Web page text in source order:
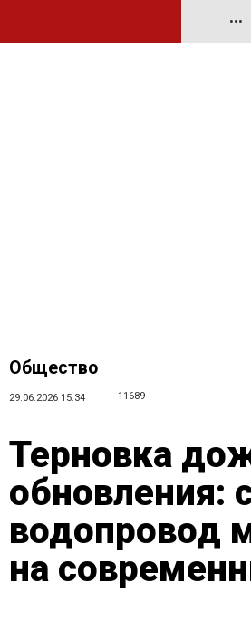
•••
Общество
29.06.2026 15:34 11689
Терновка
обновления:
водопровод
на